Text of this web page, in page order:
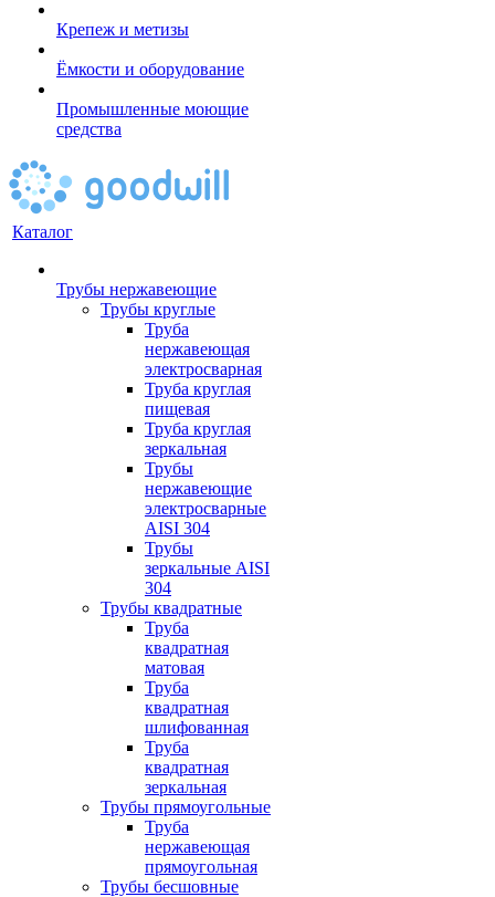
Крепеж и метизы
Ёмкости и оборудование
Промышленные моющие
средства
Каталог
Трубы нержавеющие
Трубы круглые
Труба
нержавеющая
электросварная
Труба круглая
пищевая
Труба круглая
зеркальная
Трубы
нержавеющие
электросварные
AISI 304
Трубы
зеркальные AISI
304
Трубы квадратные
Труба
квадратная
матовая
Труба
квадратная
шлифованная
Труба
квадратная
зеркальная
Трубы прямоугольные
Труба
нержавеющая
прямоугольная
Трубы бесшовные